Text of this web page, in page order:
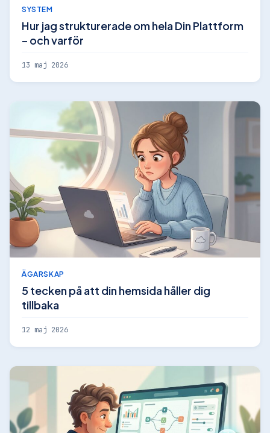
SYSTEM
Hur jag strukturerade om hela Din Plattform
– och varför
13 maj 2026
ÄGARSKAP
5 tecken på att din hemsida håller dig
tillbaka
12 maj 2026